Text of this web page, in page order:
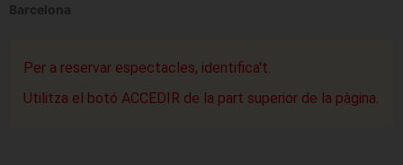
Barcelona
Per a reservar espectacles, identifica't.
Utilitza el botó ACCEDIR de la part superior de la pàgina.